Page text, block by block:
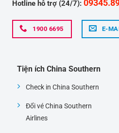
Hotline hỗ trợ (24/7):
1900 6695 E-
Tiện ích China Southern
Check in China Southern
Đổi vé China Southern
Airlines